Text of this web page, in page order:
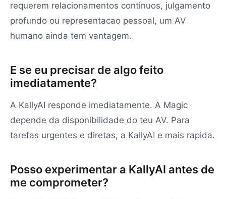
requerem relacionamentos continuos, julgamento
profundo ou representacao pessoal, um AV
humano ainda tem vantagem.
E se eu precisar de algo feito
imediatamente?
A KallyAI responde imediatamente. A Magic
depende da disponibilidade do teu AV. Para
tarefas urgentes e diretas, a KallyAI e mais rapida.
Posso experimentar a KallyAI antes de
me comprometer?